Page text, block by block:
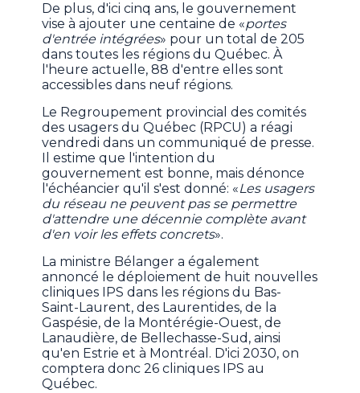
De plus, d'ici cinq ans, le gouvernement
vise à ajouter une centaine de «portes
d'entrée intégrées» pour un total de 205
dans toutes les régions du Québec. À
l'heure actuelle, 88 d'entre elles sont
accessibles dans neuf régions.
Le Regroupement provincial des comités
des usagers du Québec (RPCU) a réagi
vendredi dans un communiqué de presse.
Il estime que l'intention du
gouvernement est bonne, mais dénonce
l'échéancier qu'il s'est donné: «Les usagers
du réseau ne peuvent pas se permettre
d'attendre une décennie complète avant
d'en voir les effets concrets».
La ministre Bélanger a également
annoncé le déploiement de huit nouvelles
cliniques IPS dans les régions du Bas-
Saint-Laurent, des Laurentides, de la
Gaspésie, de la Montérégie-Ouest, de
Lanaudière, de Bellechasse-Sud, ainsi
qu'en Estrie et à Montréal. D'ici 2030, on
comptera donc 26 cliniques IPS au
Québec.